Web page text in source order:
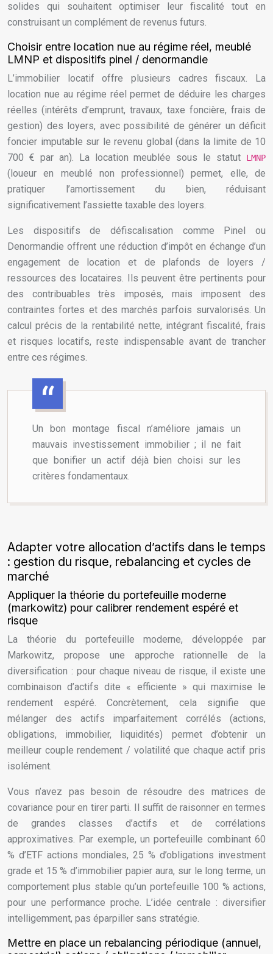
solides qui souhaitent optimiser leur fiscalité tout en
construisant un complément de revenus futurs.
Choisir entre location nue au régime réel, meublé
LMNP et dispositifs pinel / denormandie
L’immobilier locatif offre plusieurs cadres fiscaux. La
location nue au régime réel permet de déduire les charges
réelles (intérêts d’emprunt, travaux, taxe foncière, frais de
gestion) des loyers, avec possibilité de générer un déficit
foncier imputable sur le revenu global (dans la limite de 10
700 € par an). La location meublée sous le statut
LMNP
(loueur en meublé non professionnel) permet, elle, de
pratiquer l’amortissement du bien, réduisant
significativement l’assiette taxable des loyers.
Les dispositifs de défiscalisation comme Pinel ou
Denormandie offrent une réduction d’impôt en échange d’un
engagement de location et de plafonds de loyers /
ressources des locataires. Ils peuvent être pertinents pour
des contribuables très imposés, mais imposent des
contraintes fortes et des marchés parfois survalorisés. Un
calcul précis de la rentabilité nette, intégrant fiscalité, frais
et risques locatifs, reste indispensable avant de trancher
entre ces régimes.
Un bon montage fiscal n’améliore jamais un
mauvais investissement immobilier ; il ne fait
que bonifier un actif déjà bien choisi sur les
critères fondamentaux.
Adapter votre allocation d’actifs dans le temps
: gestion du risque, rebalancing et cycles de
marché
Appliquer la théorie du portefeuille moderne
(markowitz) pour calibrer rendement espéré et
risque
La théorie du portefeuille moderne, développée par
Markowitz, propose une approche rationnelle de la
diversification : pour chaque niveau de risque, il existe une
combinaison d’actifs dite « efficiente » qui maximise le
rendement espéré. Concrètement, cela signifie que
mélanger des actifs imparfaitement corrélés (actions,
obligations, immobilier, liquidités) permet d’obtenir un
meilleur couple rendement / volatilité que chaque actif pris
isolément.
Vous n’avez pas besoin de résoudre des matrices de
covariance pour en tirer parti. Il suffit de raisonner en termes
de grandes classes d’actifs et de corrélations
approximatives. Par exemple, un portefeuille combinant 60
% d’ETF actions mondiales, 25 % d’obligations investment
grade et 15 % d’immobilier papier aura, sur le long terme, un
comportement plus stable qu’un portefeuille 100 % actions,
pour une performance proche. L’idée centrale : diversifier
intelligemment, pas éparpiller sans stratégie.
Mettre en place un rebalancing périodique (annuel,